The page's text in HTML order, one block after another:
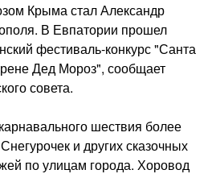
Крыма стал Александр
В Евпатории прошел
фестиваль-конкурс "Санта
Дед Мороз", сообщает
совета.
шествия более
и других сказочных
по улицам города. Хоровод